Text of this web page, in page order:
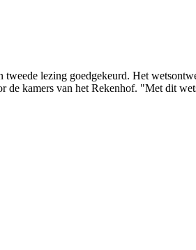
lezing goedgekeurd. Het
de kamers van het Rekenhof. "Met dit